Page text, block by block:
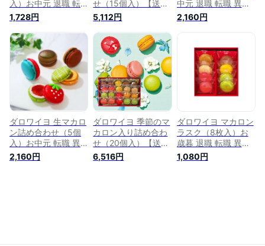
入）お中元 退職 転
職 異動 お返し マカ
ロン 洋菓子 焼き菓
子 スイーツ プレゼ
ント ギフト ブライ
ダル ウェディング
挨拶 御礼 御祝 誕生
日 結婚 出産 内祝 御
見舞 御供 ビジネス
お取り寄せ 手土産
差し入れ 人気 有名
個包装
1,728円
せ（15個入）【送料
無料】お中元 マカロ
ン スイーツ 洋菓子
プレゼント ギフト
贈り物 挨拶 御祝 御
礼 送別 誕生日 結婚
御見舞 出産 内祝 ビ
ジネス 職場 お取り
寄せ 差し入れ 人気
土産 有名 個包装 退
職 転職 異動 母の日
父の日
5,112円
中元 退職 転職 異動
挨拶 お返し マカロ
ン ラスク スイーツ
ラフル クッキー プ
レゼント ギフト 贈
り物 詰合せ 個包装
ご挨拶 送別 退職 誕
生日 結婚 出産 内祝
御見舞 お取り寄せ
気 御礼
2,160円
ダロワイヨ 生マカロ
ン詰め合わせ（5個
入）お中元 転職 異
動 洋菓子 焼き菓子
ひんやり お菓子 ス
2,160円
ダロワイヨ 季節のマ
カロン入り詰め合わ
せ（20個入）【送料
無料】お中元 マカロ
ン スイーツ 洋菓子
6,516円
ダロワイヨ マカロン
ラスク（8枚入）お
歳暮 退職 転職 異動
焼菓子 マカロン ラ
スク クッキー スイ
1,080円